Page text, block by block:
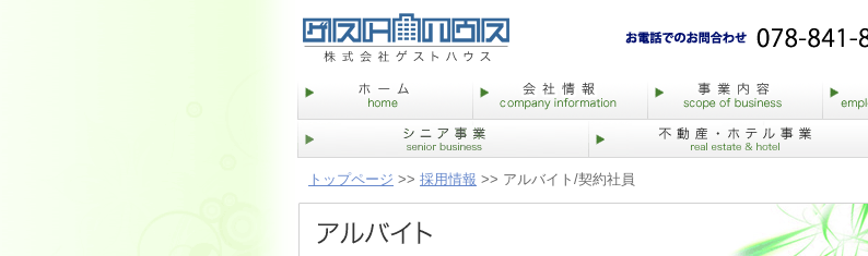
トップページ >> 採用情報 >> アルバイト/契約社員